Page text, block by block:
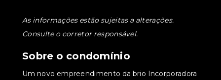
As informações estão sujeitas a alterações.
Consulte o corretor responsável.
Sobre o condomínio
Um novo empreendimento da brio Incorporadora